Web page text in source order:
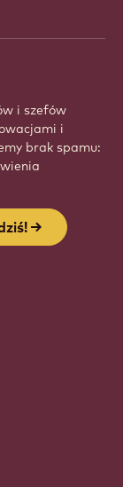
i szefów
i
brak spamu: